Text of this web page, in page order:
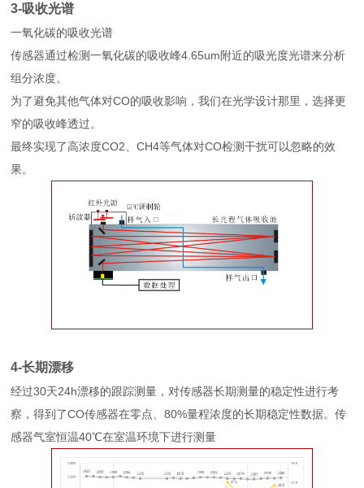
3-吸收光谱
一氧化碳的吸收光谱
传感器通过检测一氧化碳的吸收峰4.65um附近的吸光度光谱来分析
组分浓度。
为了避免其他气体对CO的吸收影响，我们在光学设计那里，选择更
窄的吸收峰透过。
最终实现了高浓度CO2、CH4等气体对CO检测干扰可以忽略的效
果。
4-长期漂移
经过30天24h漂移的跟踪测量，对传感器长期测量的稳定性进行考
察，得到了CO传感器在零点、80%量程浓度的长期稳定性数据。传
感器气室恒温40℃在室温环境下进行测量